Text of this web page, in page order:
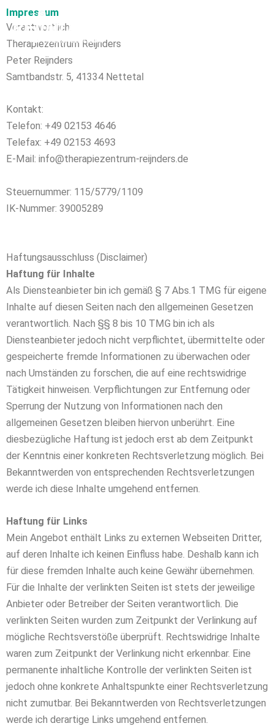
Zum
Inhalt
springen
Impressum
Verantwortlich:
Therapiezentrum Reijnders
Peter Reijnders
Samtbandstr. 5, 41334 Nettetal
Kontakt:
Telefon: +49 02153 4646
Telefax: +49 02153 4693
E-Mail: info@therapiezentrum-reijnders.de
Steuernummer: 115/5779/1109
IK-Nummer: 39005289
Haftungsausschluss (Disclaimer)
Haftung für Inhalte
Als Diensteanbieter bin ich gemäß § 7 Abs.1 TMG für eigene
Inhalte auf diesen Seiten nach den allgemeinen Gesetzen
verantwortlich. Nach §§ 8 bis 10 TMG bin ich als
Diensteanbieter jedoch nicht verpflichtet, übermittelte oder
gespeicherte fremde Informationen zu überwachen oder
nach Umständen zu forschen, die auf eine rechtswidrige
Tätigkeit hinweisen. Verpflichtungen zur Entfernung oder
Sperrung der Nutzung von Informationen nach den
allgemeinen Gesetzen bleiben hiervon unberührt. Eine
diesbezügliche Haftung ist jedoch erst ab dem Zeitpunkt
der Kenntnis einer konkreten Rechtsverletzung möglich. Bei
Bekanntwerden von entsprechenden Rechtsverletzungen
werde ich diese Inhalte umgehend entfernen.
Haftung für Links
Mein Angebot enthält Links zu externen Webseiten Dritter,
auf deren Inhalte ich keinen Einfluss habe. Deshalb kann ich
für diese fremden Inhalte auch keine Gewähr übernehmen.
Für die Inhalte der verlinkten Seiten ist stets der jeweilige
Anbieter oder Betreiber der Seiten verantwortlich. Die
verlinkten Seiten wurden zum Zeitpunkt der Verlinkung auf
mögliche Rechtsverstöße überprüft. Rechtswidrige Inhalte
waren zum Zeitpunkt der Verlinkung nicht erkennbar. Eine
permanente inhaltliche Kontrolle der verlinkten Seiten ist
jedoch ohne konkrete Anhaltspunkte einer Rechtsverletzung
nicht zumutbar. Bei Bekanntwerden von Rechtsverletzungen
werde ich derartige Links umgehend entfernen.